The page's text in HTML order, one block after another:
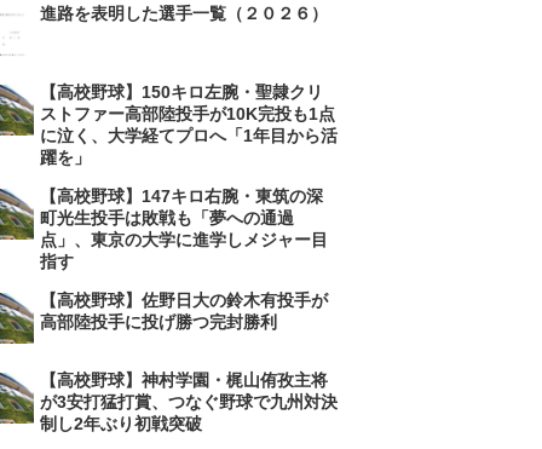
進路を表明した選手一覧（２０２６）
【高校野球】150キロ左腕・聖隷クリ
ストファー高部陸投手が10K完投も1点
に泣く、大学経てプロへ「1年目から活
躍を」
【高校野球】147キロ右腕・東筑の深
町光生投手は敗戦も「夢への通過
点」、東京の大学に進学しメジャー目
指す
【高校野球】佐野日大の鈴木有投手が
高部陸投手に投げ勝つ完封勝利
【高校野球】神村学園・梶山侑孜主将
が3安打猛打賞、つなぐ野球で九州対決
制し2年ぶり初戦突破